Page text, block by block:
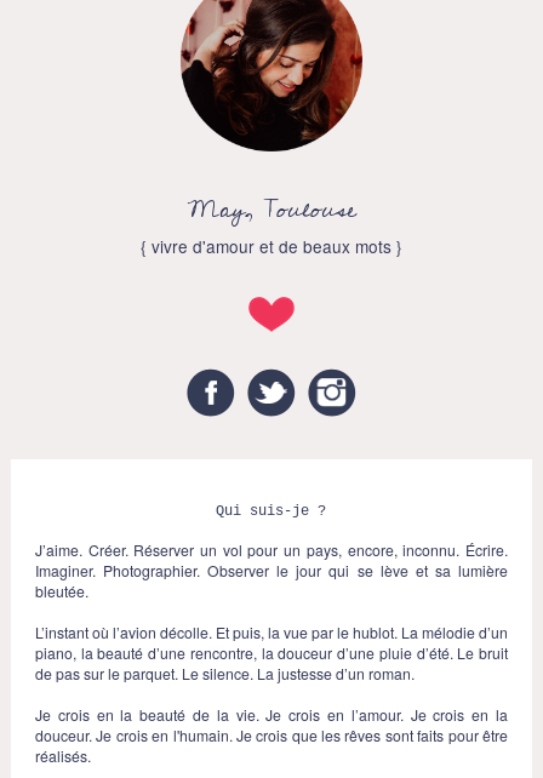
May, Toulouse
{ vivre d'amour et de beaux mots }
FacebookTwitter
Qui suis-je ?
J’aime. Créer. Réserver un vol pour un pays, encore, inconnu. Écrire.
Imaginer. Photographier. Observer le jour qui se lève et sa lumière
bleutée.
L’instant où l’avion décolle. Et puis, la vue par le hublot. La mélodie d’un
piano, la beauté d’une rencontre, la douceur d’une pluie d’été. Le bruit
de pas sur le parquet. Le silence. La justesse d’un roman.
Je crois en la beauté de la vie. Je crois en l’amour. Je crois en la
douceur. Je crois en l'humain. Je crois que les rêves sont faits pour être
réalisés.